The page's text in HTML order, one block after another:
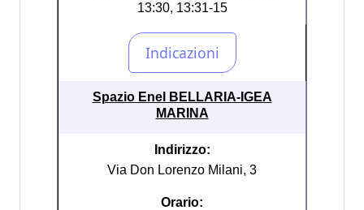
13:30, 13:31-15
Spazio Enel BELLARIA-IGEA
MARINA
Indirizzo:
Via Don Lorenzo Milani, 3
Orario: